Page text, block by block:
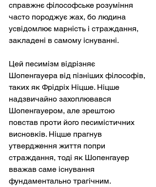
справжнє філософське розуміння
часто породжує жах, бо людина
усвідомлює марність і страждання,
закладені в самому існуванні.
Цей песимізм відрізняє
Шопенгауера від пізніших філософів,
таких як Фрідріх Ніцше. Ніцше
надзвичайно захоплювався
Шопенгауером, але зрештою
повстав проти його песимістичних
висновків. Ніцше прагнув
утвердження життя попри
страждання, тоді як Шопенгауер
вважав саме існування
фундаментально трагічним.